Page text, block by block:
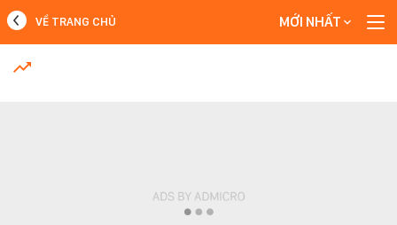
MỚI NHẤT
VỀ TRANG CHỦ MỚI NHẤT